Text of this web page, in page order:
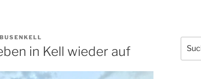
in Kell wieder auf
nach: